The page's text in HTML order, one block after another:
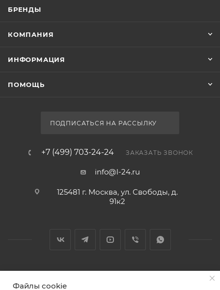
БРЕНДЫ
КОМПАНИЯ
ИНФОРМАЦИЯ
ПОМОЩЬ
ПОДПИСАТЬСЯ НА РАССЫЛКУ
+7 (499) 703-24-24 ЗАКАЗАТЬ ЗВОНОК
info@l-24.ru
125481 г. Москва, ул. Свободы, д.
91к2
Файлы cookie